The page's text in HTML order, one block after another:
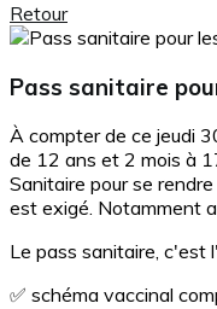
Retour
Pass sanitaire
À compter de ce jeudi
de 12 ans et 2 mois à
Sanitaire pour se
est exigé. Notamment
Le pass sanitaire, c'est
✅ schéma vaccinal